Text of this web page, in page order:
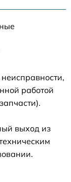
работой
выход из